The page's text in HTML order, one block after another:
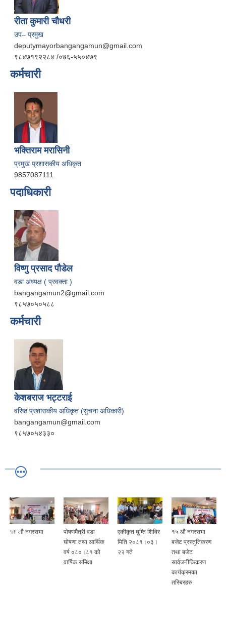
रीता कुमारी चौधरी
उप– प्रमुख
deputymayorbangangamun@gmail.com
९८४७१९२२८४ /०७६-५५०४७९
कर्मचारी
भक्तिराम मरासिनी
प्रमुख प्रशासकीय अधिकृत
9857087111
पदाधिकारी
विष्णु प्रसाद पौडेल
वडा अध्यक्ष ( प्रवक्ता )
bangangamun2@gmail.com
९८५७०५०५८८
कर्मचारी
केशबराज भट्टराई
वरिष्ठ प्रशासकीय अधिकृत (सुचना अधिकारी)
bangangamun@gmail.com
९८५७०५४३३०
पोषणमैत्री वडा
घोषणा तथा आर्थिक
वर्ष ०८०।८१ को
वार्षिक समिक्षा
एकीकृत घुम्ति शिविर
मिति २०८१।०३।
२२ गते
१५ औं नगरसभा
बजेट प्रस्तुतिकरण
सार्वजनीकिकरण
१५ औं
नीति
गर्दै गर्दा